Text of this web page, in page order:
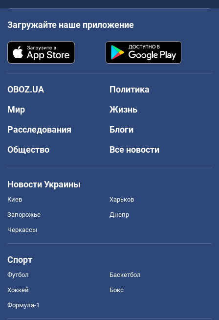
Загружайте наше приложение
OBOZ.UA
Политика
Мир
Жизнь
Расследования
Блоги
Общество
Все новости
Новости Украины
Киев Харьков
Запорожье Днепр
Черкассы
Спорт
Футбол Баскетбол
Хоккей Бокс
Формула-1